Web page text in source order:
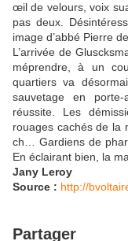
œil de velours, voix
pas deux.
image d’abbé Pierre
L’arrivée de
méprendre, à un
quartiers va
sauvetage en
réussite. Les
rouages cachés de la
ch… Gardiens de
En éclairant bien, la
Jany Leroy
Source : http://
Partager